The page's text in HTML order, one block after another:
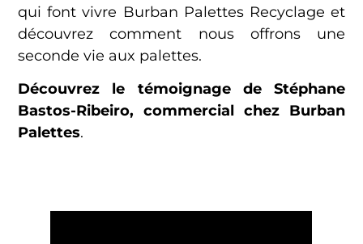
qui font vivre Burban Palettes Recyclage et
découvrez comment nous offrons une
seconde vie aux palettes.
Découvrez le témoignage de Stéphane
Bastos-Ribeiro, commercial chez Burban
Palettes.